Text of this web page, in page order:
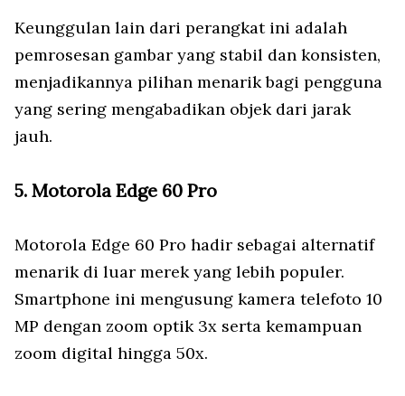
Keunggulan lain dari perangkat ini adalah
pemrosesan gambar yang stabil dan konsisten,
menjadikannya pilihan menarik bagi pengguna
yang sering mengabadikan objek dari jarak
jauh.
5. Motorola Edge 60 Pro
Motorola Edge 60 Pro hadir sebagai alternatif
menarik di luar merek yang lebih populer.
Smartphone ini mengusung kamera telefoto 10
MP dengan zoom optik 3x serta kemampuan
zoom digital hingga 50x.